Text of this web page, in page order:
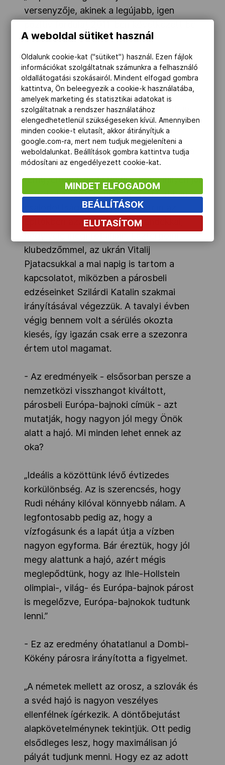
versenyzője, akinek a legújabb, igen
az életében.
„Minden rosszban van valami jó - tartja a
mondás és ez az én esetemben is
beigazolódott” - folytatta.
„Amikor ugyanis tavasszal megsérültem,
akkori párom, Szalay Tamás nem tudott
rám várni néhány hetet, hanem
cserbenhagyott. Mivel a 2010-es Európa-
bajnoki ezüstérmes négyesben már
felfigyeltem Dombi Rudira, hogy milyen jól
sztrókol az első beülőben, ezért abban a
csalódottságomban jelentkeztem az
Építőkben azzal a konkrét szándékkal,
klubedzőmmel, az ukrán Vitalij
Pjatacsukkal a mai napig is tartom a
kapcsolatot, miközben a párosbeli
edzéseinket Szilárdi Katalin szakmai
irányításával végezzük. A tavalyi évben
végig bennem volt a sérülés okozta
kiesés, így igazán csak erre a szezonra
értem utol magamat.
- Az eredményeik - elsősorban persze a
nemzetközi visszhangot kiváltott,
párosbeli Európa-bajnoki címük - azt
mutatják, hogy nagyon jól megy Önök
alatt a hajó. Mi minden lehet ennek az
oka?
„Ideális a közöttünk lévő évtizedes
korkülönbség. Az is szerencsés, hogy
Rudi néhány kilóval könnyebb nálam. A
legfontosabb pedig az, hogy a
vízfogásunk és a lapát útja a vízben
nagyon egyforma. Bár éreztük, hogy jól
megy alattunk a hajó, azért mégis
meglepődtünk, hogy az Ihle-Hollstein
olimpiai-, világ- és Európa-bajnok párost
is megelőzve, Európa-bajnokok tudtunk
lenni.”
- Ez az eredmény óhatatlanul a Dombi-
Kökény párosra irányította a figyelmet.
„A németek mellett az orosz, a szlovák és
a svéd hajó is nagyon veszélyes
ellenfélnek ígérkezik. A döntőbejutást
alapkövetelménynek tekintjük. Ott pedig
elsődleges lesz, hogy maximálisan jó
pályát tudjunk menni. Hogy ez az adott
A weboldal sütiket használ
Oldalunk cookie-kat ("sütiket") használ. Ezen fájlok
információkat szolgáltatnak számunkra a felhasználó
oldallátogatási szokásairól. Mindent elfogad gombra
kattintva, Ön beleegyezik a cookie-k használatába,
amelyek marketing és statisztikai adatokat is
szolgáltatnak a rendszer használatához
elengedhetetlenül szükségeseken kívül. Amennyiben
minden cookie-t elutasít, akkor átirányítjuk a
google.com-ra, mert nem tudjuk megjeleníteni a
weboldalunkat. Beállítások gombra kattintva tudja
módosítani az engedélyezett cookie-kat.
MINDET ELFOGADOM
BEÁLLÍTÁSOK
ELUTASÍTOM